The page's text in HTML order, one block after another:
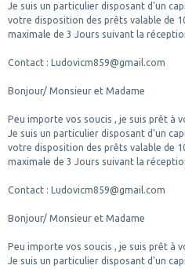
Je suis un particulier disposant d'un
votre disposition des prêts valable de
maximale de 3 Jours suivant la
Contact : Ludovicm859@gmail.com
Bonjour/ Monsieur et Madame
Peu importe vos soucis , je suis prêt à
Je suis un particulier disposant d'un
votre disposition des prêts valable de
maximale de 3 Jours suivant la
Contact : Ludovicm859@gmail.com
Bonjour/ Monsieur et Madame
Peu importe vos soucis , je suis prêt à
Je suis un particulier disposant d'un